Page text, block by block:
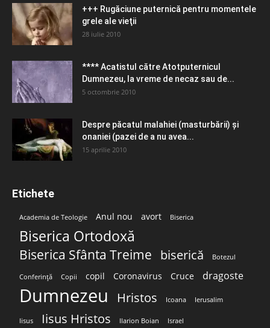
+++ Rugăciune puternică pentru momentele
grele ale vieţii
28 iulie 2010
**** Acatistul către Atotputernicul
Dumnezeu, la vreme de necaz sau de...
5 octombrie 2010
Despre păcatul malahiei (masturbării) şi
onaniei (pazei de a nu avea...
15 aprilie 2010
Etichete
Academia de Teologie Anul nou avort Biserica
Biserica Ortodoxă
Biserica Sfânta Treime biserică Botezul
Conferință Copii copil Coronavirus Cruce dragoste
Dumnezeu Hristos Icoana Ierusalim
Iisus Iisus Hristos Ilarion Boian Israel